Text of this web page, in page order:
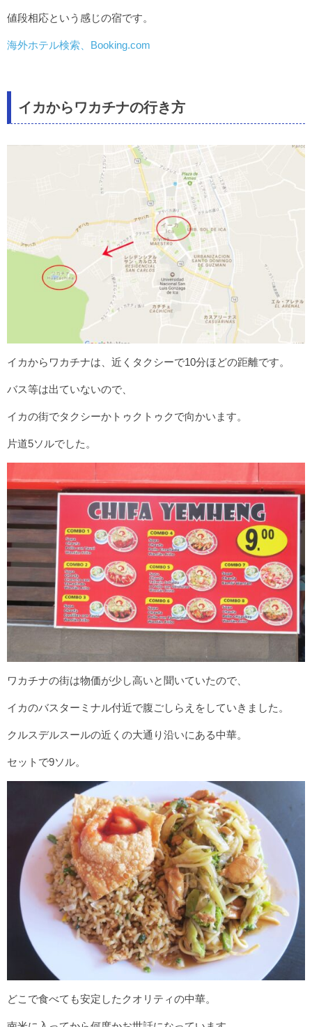
値段相応という感じの宿です。
海外ホテル検索、Booking.com
イカからワカチナの行き方
イカからワカチナは、近くタクシーで10分ほどの距離です。
バス等は出ていないので、
イカの街でタクシーかトゥクトゥクで向かいます。
片道5ソルでした。
ワカチナの街は物価が少し高いと聞いていたので、
イカのバスターミナル付近で腹ごしらえをしていきました。
クルスデルスールの近くの大通り沿いにある中華。
セットで9ソル。
どこで食べても安定したクオリティの中華。